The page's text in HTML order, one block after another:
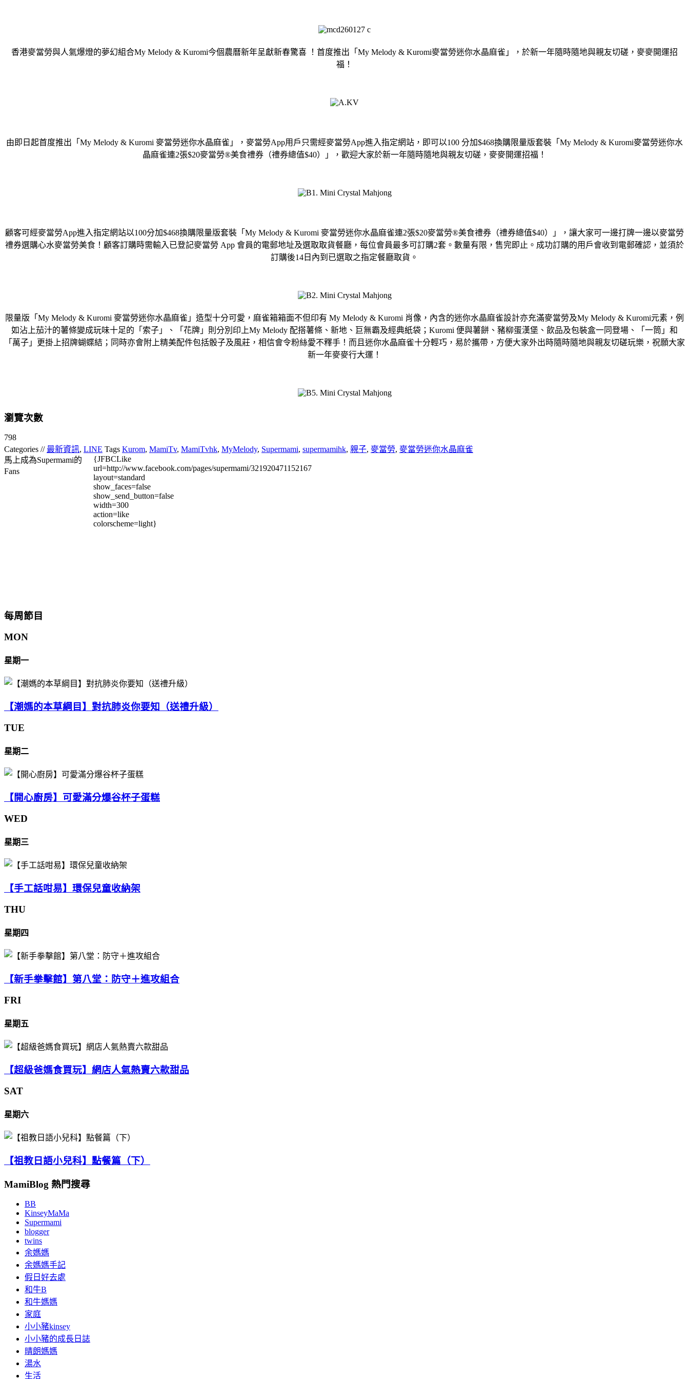
香港麥當勞與人氣爆燈的夢幻組合My Melody & Kuromi今個農曆新年呈獻新春驚喜 ！首度推出「My Melody & Kuromi麥當勞迷你水晶麻雀」，於新一年隨時隨地與親友切磋，麥麥開運招
福！
由即日起首度推出「My Melody & Kuromi 麥當勞迷你水晶麻雀」，麥當勞App用戶只需經麥當勞App進入指定網站，即可以100 分加$468換購限量版套裝「My Melody & Kuromi麥當勞迷你水
晶麻雀連2張$20麥當勞®美食禮券（禮券總值$40）」，歡迎大家於新一年隨時隨地與親友切磋，麥麥開運招福！
顧客可經麥當勞App進入指定網站以100分加$468換購限量版套裝「My Melody & Kuromi 麥當勞迷你水晶麻雀連2張$20麥當勞®美食禮券（禮券總值$40）」，讓大家可一邊打牌一邊以麥當勞
禮券選購心水麥當勞美食！顧客訂購時需輸入已登記麥當勞 App 會員的電郵地址及選取取貨餐廳，每位會員最多可訂購2套。數量有限，售完即止。成功訂購的用戶會收到電郵確認，並須於
訂購後14日內到已選取之指定餐廳取貨。
限量版「My Melody & Kuromi 麥當勞迷你水晶麻雀」造型十分可愛，麻雀箱箱面不但印有 My Melody & Kuromi 肖像，內含的迷你水晶麻雀設計亦充滿麥當勞及My Melody & Kuromi元素，例
如沾上茄汁的薯條變成玩味十足的「索子」、「花牌」則分別印上My Melody 配搭薯條、新地、巨無霸及經典紙袋；Kuromi 便與薯餅、豬柳蛋漢堡、飲品及包裝盒一同登場、「一筒」和
「萬子」更掛上招牌蝴蝶結；同時亦會附上精美配件包括骰子及風莊，相信會令粉絲愛不釋手！而且迷你水晶麻雀十分輕巧，易於攜帶，方便大家外出時隨時隨地與親友切磋玩樂，祝願大家
新一年麥麥行大運！
瀏覽次數
798
Categories // 最新資訊, LINE Tags Kurom, MamiTv, MamiTvhk, MyMelody, Supermami, supermamihk, 親子, 麥當勞, 麥當勞迷你水晶麻雀
馬上成為Supermami的
Fans
{JFBCLike
url=http://www.facebook.com/pages/supermami/321920471152167
layout=standard
show_faces=false
show_send_button=false
width=300
action=like
colorscheme=light}
每周節目
MON
星期一
【潮媽的本草綱目】對抗肺炎你要知（送禮升級）
TUE
星期二
【開心廚房】可愛滿分爆谷杯子蛋糕
WED
星期三
【手工話咁易】環保兒童收納架
THU
星期四
【新手拳擊館】第八堂：防守＋進攻組合
FRI
星期五
【超級爸媽食買玩】網店人氣熱賣六款甜品
SAT
星期六
【祖教日語小兒科】點餐篇（下）
MamiBlog 熱門搜尋
BB
KinseyMaMa
Supermami
blogger
twins
余媽媽
余媽媽手記
假日好去處
和牛B
和牛媽媽
家庭
小小豬kinsey
小小豬的成長日誌
晴朗媽媽
湯水
生活